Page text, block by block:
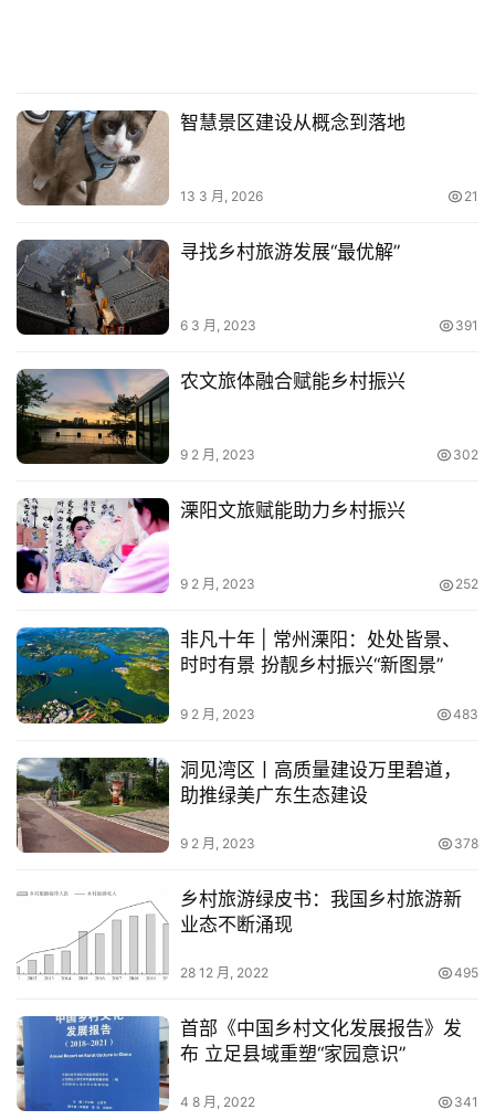
乡
村
振
智
慧
旅
游
A
R
文
旅
问
社
区
登录
智慧景区建设从概念到落地
13 3 月, 2026 21
寻找乡村旅游发展“最优解”
6 3 月, 2023 391
农文旅体融合赋能乡村振兴
9 2 月, 2023 302
溧阳文旅赋能助力乡村振兴
9 2 月, 2023 252
非凡十年 | 常州溧阳：处处皆景、
时时有景 扮靓乡村振兴“新图景”
9 2 月, 2023 483
洞见湾区丨高质量建设万里碧道，
助推绿美广东生态建设
9 2 月, 2023 378
乡村旅游绿皮书：我国乡村旅游新
业态不断涌现
28 12 月, 2022 495
首部《中国乡村文化发展报告》发
布 立足县域重塑“家园意识”
4 8 月, 2022 341